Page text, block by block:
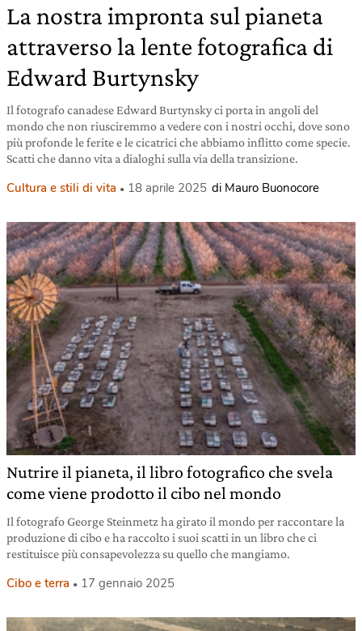
La nostra impronta sul pianeta
attraverso la lente fotografica di
Edward Burtynsky
Il fotografo canadese Edward Burtynsky ci porta in angoli del
mondo che non riusciremmo a vedere con i nostri occhi, dove sono
più profonde le ferite e le cicatrici che abbiamo inflitto come specie.
Scatti che danno vita a dialoghi sulla via della transizione.
Cultura e stili di vita 18 aprile 2025 di Mauro Buonocore
Nutrire il pianeta, il libro fotografico che svela
come viene prodotto il cibo nel mondo
Il fotografo George Steinmetz ha girato il mondo per raccontare la
produzione di cibo e ha raccolto i suoi scatti in un libro che ci
restituisce più consapevolezza su quello che mangiamo.
Cibo e terra 17 gennaio 2025